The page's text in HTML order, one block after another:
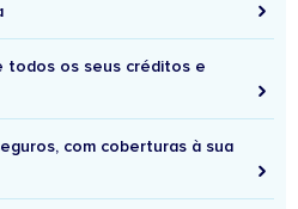
todos os seus créditos e
com coberturas à sua